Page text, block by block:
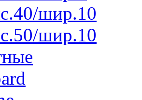
шир.10
шир.10